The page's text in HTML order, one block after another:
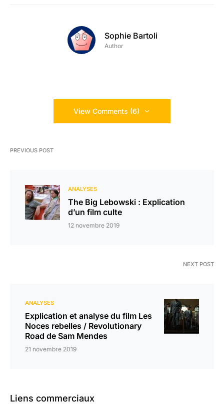
Sophie Bartoli
Author
View Comments (6)
PREVIOUS POST
ANALYSES
The Big Lebowski : Explication
d’un film culte
12 novembre 2019
NEXT POST
ANALYSES
Explication et analyse du film Les
Noces rebelles / Revolutionary
Road de Sam Mendes
21 novembre 2019
Liens commerciaux